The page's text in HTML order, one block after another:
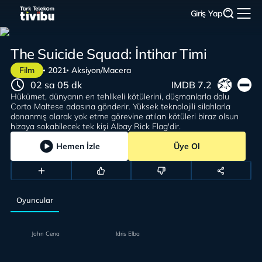
Giriş Yap
Film 2021 Aksiyon/Macera
The Suicide Squad: İntihar Timi
Hükümet, dünyanın en tehlikeli kötülerini, düşmanlarla dolu
Corto Maltese adasına gönderir. Yüksek teknolojili silahlarla
donanmış olarak yok etme görevine atılan kötüleri biraz olsun
hizaya sokabilecek tek kişi Albay Rick Flag'dir.
02 sa 05 dk IMDB 7.2
Hemen İzle Üye Ol
Oyuncular
John Cena Idris Elba